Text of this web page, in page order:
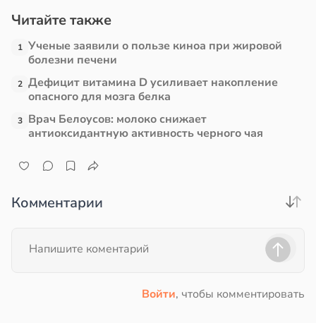
Читайте также
1 Ученые заявили о пользе киноа при жировой
болезни печени
2 Дефицит витамина D усиливает накопление
опасного для мозга белка
3 Врач Белоусов: молоко снижает
антиоксидантную активность черного чая
Комментарии
Войти, чтобы комментировать